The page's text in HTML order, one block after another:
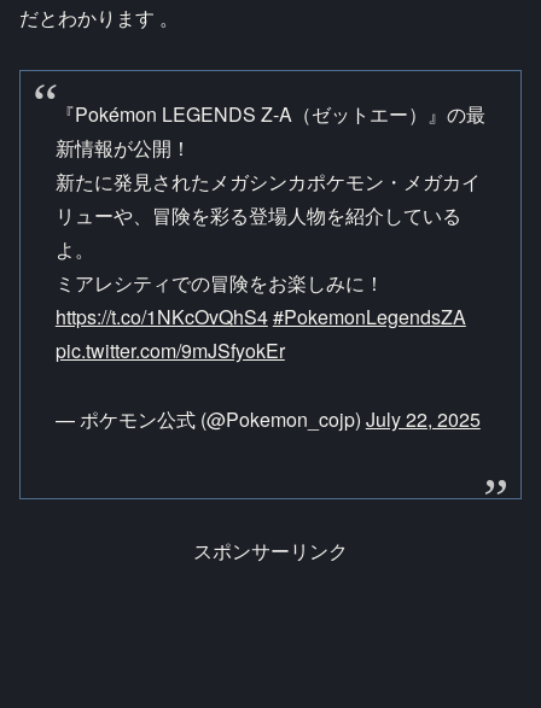
だとわかります 。
『Pokémon LEGENDS Z-A（ゼットエー）』の最
新情報が公開！
新たに発見されたメガシンカポケモン・メガカイ
リューや、冒険を彩る登場人物を紹介している
よ。
ミアレシティでの冒険をお楽しみに！
https://t.co/1NKcOvQhS4#PokemonLegendsZA
pic.twitter.com/9mJSfyokEr
— ポケモン公式 (@Pokemon_cojp) July 22, 2025
スポンサーリンク